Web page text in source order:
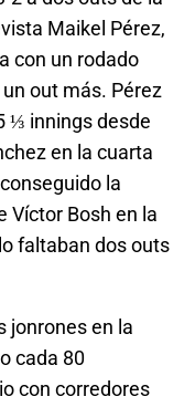
Maikel Pérez,
con un rodado
out más. Pérez
⅓ innings desde
en la cuarta
la
Víctor Bosh en la
faltaban dos outs
jonrones en la
cada 80
con corredores